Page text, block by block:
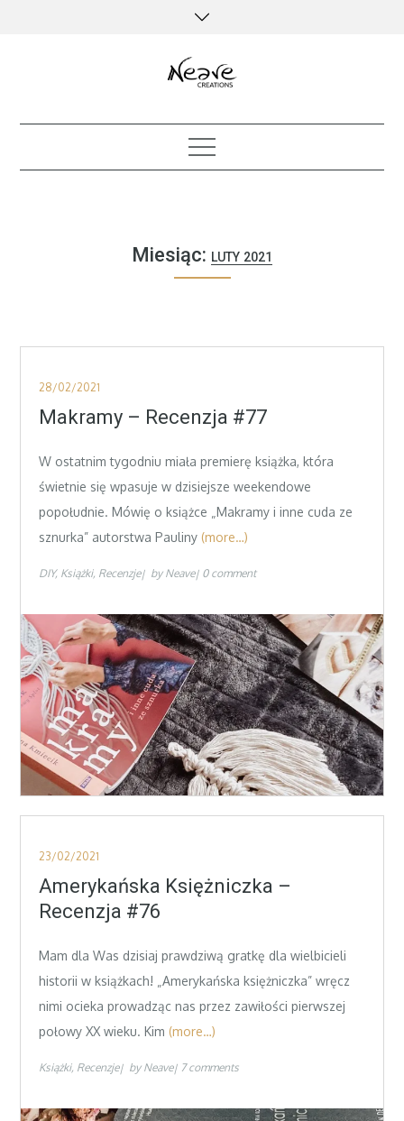
Miesiąc: LUTY 2021
Posted
on
28/02/2021
Makramy – Recenzja #77
W ostatnim tygodniu miała premierę książka, która
świetnie się wpasuje w dzisiejsze weekendowe
popołudnie. Mówię o książce „Makramy i inne cuda ze
sznurka” autorstwa Pauliny (more…)
DIY Książki Recenzje by Neave 0 comment
Posted
on
23/02/2021
Amerykańska Księżniczka –
Recenzja #76
Mam dla Was dzisiaj prawdziwą gratkę dla wielbicieli
historii w książkach! „Amerykańska księżniczka” wręcz
nimi ocieka prowadząc nas przez zawiłości pierwszej
połowy XX wieku. Kim (more…)
Książki Recenzje by Neave 7 comments